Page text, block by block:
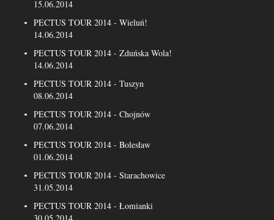
15.06.2014
PECTUS TOUR 2014 - Wieluń!
14.06.2014
PECTUS TOUR 2014 - Zduńska Wola!
14.06.2014
PECTUS TOUR 2014 - Tuszyn
08.06.2014
PECTUS TOUR 2014 - Chojnów
07.06.2014
PECTUS TOUR 2014 - Bolesław
01.06.2014
PECTUS TOUR 2014 - Starachowice
31.05.2014
PECTUS TOUR 2014 - Łomianki